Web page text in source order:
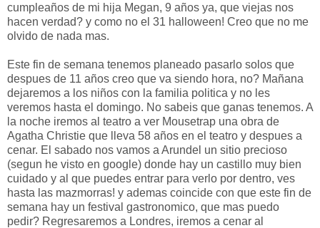
cumpleaños de mi hija Megan, 9 años ya, que viejas nos
hacen verdad? y como no el 31 halloween! Creo que no me
olvido de nada mas.
Este fin de semana tenemos planeado pasarlo solos que
despues de 11 años creo que va siendo hora, no? Mañana
dejaremos a los niños con la familia politica y no les
veremos hasta el domingo. No sabeis que ganas tenemos. A
la noche iremos al teatro a ver Mousetrap una obra de
Agatha Christie que lleva 58 años en el teatro y despues a
cenar. El sabado nos vamos a Arundel un sitio precioso
(segun he visto en google) donde hay un castillo muy bien
cuidado y al que puedes entrar para verlo por dentro, ves
hasta las mazmorras! y ademas coincide con que este fin de
semana hay un festival gastronomico, que mas puedo
pedir? Regresaremos a Londres, iremos a cenar al